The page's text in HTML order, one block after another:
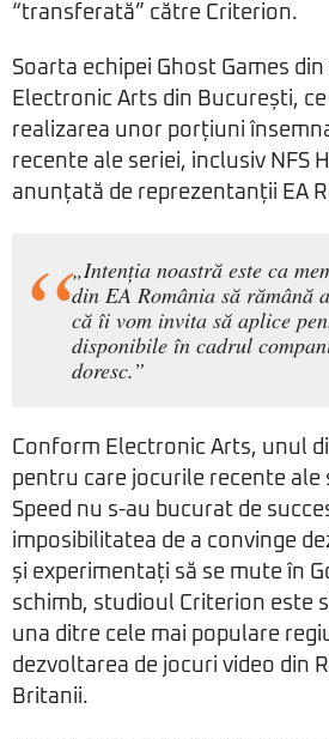
“transferată” către Criterion.
Soarta echipei Ghost Games
Electronic Arts din București,
realizarea unor porțiuni
recente ale seriei, inclusiv NFS
anunțată de reprezentanții EA
„Intenția noastră este ca
din EA România să rămână
că îi vom invita să aplice
disponibile în cadrul
doresc.”
Conform Electronic Arts, unul
pentru care jocurile recente ale
Speed nu s-au bucurat de
imposibilitatea de a convinge
și experimentați să se mute în
schimb, studioul Criterion este
una ditre cele mai populare
dezvoltarea de jocuri video din
Britanii.